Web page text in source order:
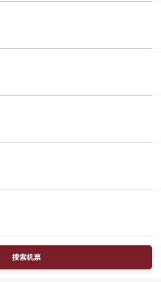
搜索机票